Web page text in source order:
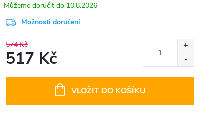
10.8.2026
Možnosti doručení
574 Kč
517 Kč
VLOŽIT DO KOŠÍKU